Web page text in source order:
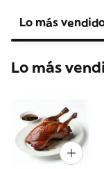
Lo más
Lo más